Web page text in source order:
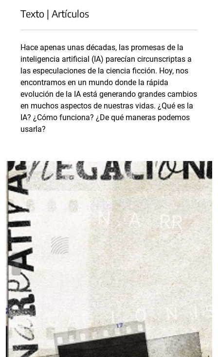
Texto | Artículos
Hace apenas unas décadas, las promesas de la
inteligencia artificial (IA) parecían circunscriptas a
las especulaciones de la ciencia ficción. Hoy, nos
encontramos en un mundo donde la rápida
evolución de la IA está generando grandes cambios
en muchos aspectos de nuestras vidas. ¿Qué es la
IA? ¿Cómo funciona? ¿De qué maneras podemos
usarla?